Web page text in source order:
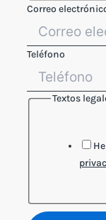
Correo
Teléfono
TextosTextos